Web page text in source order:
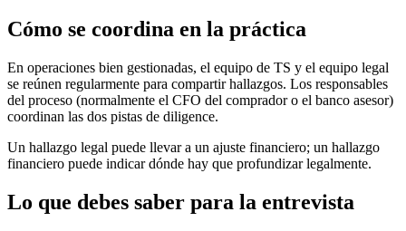
Cómo se coordina en la práctica
En operaciones bien gestionadas, el equipo de TS y el equipo legal
se reúnen regularmente para compartir hallazgos. Los responsables
del proceso (normalmente el CFO del comprador o el banco asesor)
coordinan las dos pistas de diligence.
Un hallazgo legal puede llevar a un ajuste financiero; un hallazgo
financiero puede indicar dónde hay que profundizar legalmente.
Lo que debes saber para la entrevista